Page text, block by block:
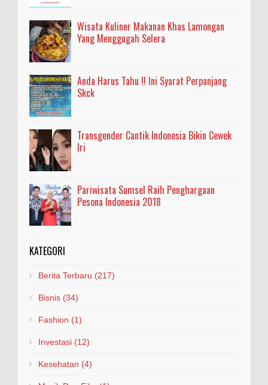
Wisata Kuliner Makanan Khas Lamongan
Yang Menggugah Selera
Anda Harus Tahu !! Ini Syarat Perpanjang
Skck
Transgender Cantik Indonesia Bikin Cewek
Iri
Pariwisata Sumsel Raih Penghargaan
Pesona Indonesia 2018
KATEGORI
Berita Terbaru (217)
Bisnis (34)
Fashion (1)
Investasi (12)
Kesehatan (4)